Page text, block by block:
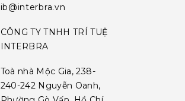
ib@interbra.vn
CÔNG TY TNHH TRÍ TUỆ
INTERBRA
Toà nhà Mộc Gia, 238-
240-242 Nguyễn Oanh,